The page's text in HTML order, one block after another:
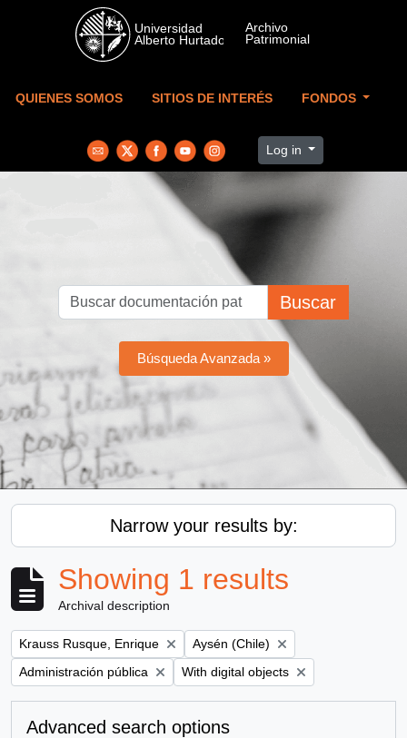
Skip to main content
QUIENES SOMOS SITIOS DE INTERÉS FONDOS
Log in
Buscar
Búsqueda Avanzada »
Narrow your results by:
Showing 1 results
Archival description
Remove filter:
Krauss Rusque, Enrique Remove filter:
Aysén (Chile)
Remove filter:
Administración pública Remove filter:
With digital objects
Advanced search options